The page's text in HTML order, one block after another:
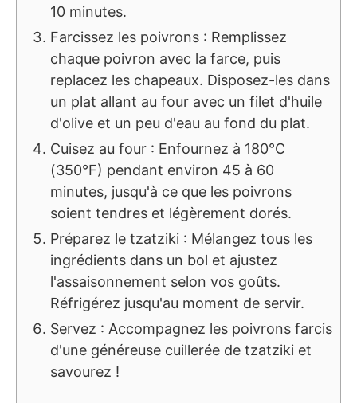
10 minutes.
Farcissez les poivrons : Remplissez
chaque poivron avec la farce, puis
replacez les chapeaux. Disposez-les dans
un plat allant au four avec un filet d'huile
d'olive et un peu d'eau au fond du plat.
Cuisez au four : Enfournez à 180°C
(350°F) pendant environ 45 à 60
minutes, jusqu'à ce que les poivrons
soient tendres et légèrement dorés.
Préparez le tzatziki : Mélangez tous les
ingrédients dans un bol et ajustez
l'assaisonnement selon vos goûts.
Réfrigérez jusqu'au moment de servir.
Servez : Accompagnez les poivrons farcis
d'une généreuse cuillerée de tzatziki et
savourez !